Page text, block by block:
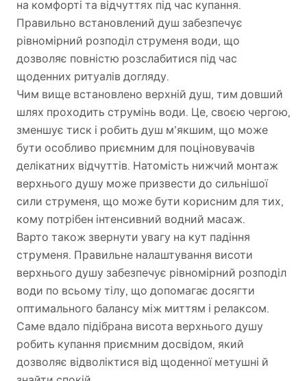
на комфорті та відчуттях під час купання.
Правильно встановлений душ забезпечує
рівномірний розподіл струменя води, що
дозволяє повністю розслабитися під час
щоденних ритуалів догляду.
Чим вище встановлено верхній душ, тим довший
шлях проходить струмінь води. Це, своєю чергою,
зменшує тиск і робить душ м’якшим, що може
бути особливо приємним для поціновувачів
делікатних відчуттів. Натомість нижчий монтаж
верхнього душу може призвести до сильнішої
сили струменя, що може бути корисним для тих,
кому потрібен інтенсивний водний масаж.
Варто також звернути увагу на кут падіння
струменя. Правильне налаштування висоти
верхнього душу забезпечує рівномірний розподіл
води по всьому тілу, що допомагає досягти
оптимального балансу між миттям і релаксом.
Саме вдало підібрана висота верхнього душу
робить купання приємним досвідом, який
дозволяє відволіктися від щоденної метушні й